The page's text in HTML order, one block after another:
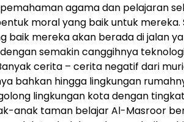
agama dan pelajaran
moral yang baik untuk mereka.
baik mereka akan berada di jalan
semakin canggihnya
cerita – cerita negatif dari
bahkan hingga lingkungan
lingkungan kota dengan
anak taman belajar Al-Masroor